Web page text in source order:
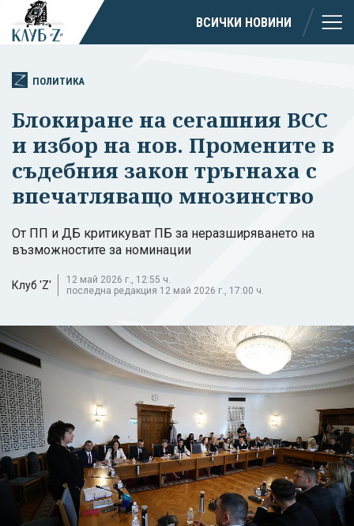
ВСИЧКИ НОВИНИ
ПОЛИТИКА
Блокиране на сегашния ВСС
и избор на нов. Промените в
съдебния закон тръгнаха с
впечатляващо мнозинство
От ПП и ДБ критикуват ПБ за неразширяването на
възможностите за номинации
Клуб 'Z'
12 май 2026 г., 12:55 ч.
последна редакция 12 май 2026 г., 17:00 ч.